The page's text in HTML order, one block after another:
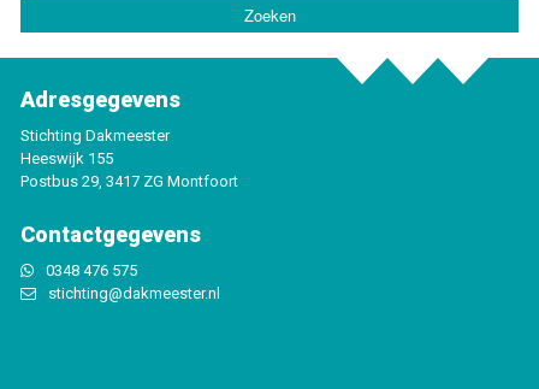
Adresgegevens
Stichting Dakmeester
Heeswijk 155
Postbus 29, 3417 ZG Montfoort
Contactgegevens
0348 476 575
stichting@dakmeester.nl